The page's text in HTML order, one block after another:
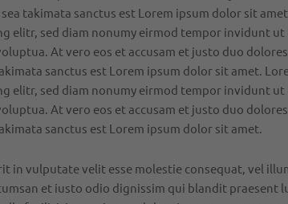
takimata sanctus est Lorem ipsum dolor sit
elitr, sed diam nonumy eirmod tempor invidunt ut
At vero eos et accusam et justo duo
sanctus est Lorem ipsum dolor sit amet.
elitr, sed diam nonumy eirmod tempor invidunt ut
At vero eos et accusam et justo duo
sanctus est Lorem ipsum dolor sit amet.
in vulputate velit esse molestie consequat, vel
et iusto odio dignissim qui blandit praesent